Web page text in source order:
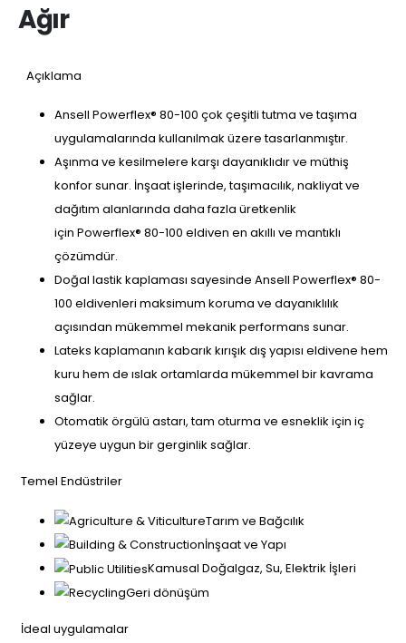
Ağır
Açıklama
Ansell Powerflex® 80-100 çok çeşitli tutma ve taşıma
uygulamalarında kullanılmak üzere tasarlanmıştır.
Aşınma ve kesilmelere karşı dayanıklıdır ve müthiş
konfor sunar. İnşaat işlerinde, taşımacılık, nakliyat ve
dağıtım alanlarında daha fazla üretkenlik
için Powerflex® 80-100 eldiven en akıllı ve mantıklı
çözümdür.
Doğal lastik kaplaması sayesinde Ansell Powerflex® 80-
100 eldivenleri maksimum koruma ve dayanıklılık
açısından mükemmel mekanik performans sunar.
Lateks kaplamanın kabarık kırışık dış yapısı eldivene hem
kuru hem de ıslak ortamlarda mükemmel bir kavrama
sağlar.
Otomatik örgülü astarı, tam oturma ve esneklik için iç
yüzeye uygun bir gerginlik sağlar.
Temel Endüstriler
Tarım ve Bağcılık
İnşaat ve Yapı
Kamusal Doğalgaz, Su, Elektrik İşleri
Geri dönüşüm
İdeal uygulamalar